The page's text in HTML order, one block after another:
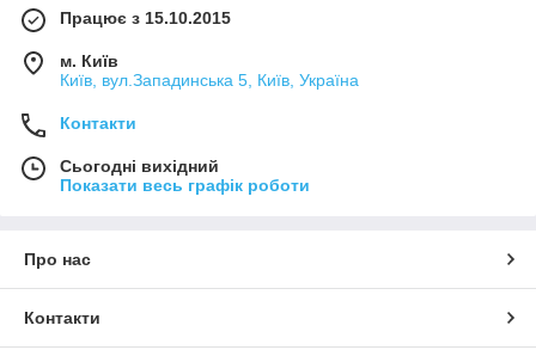
Працює з 15.10.2015
м. Київ
Київ, вул.Западинська 5, Київ, Україна
Контакти
Сьогодні вихідний
Показати весь графік роботи
Про нас
Контакти